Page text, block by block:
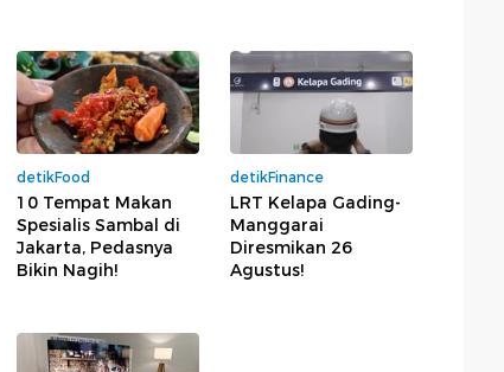
detikFood
10 Tempat Makan
Spesialis Sambal di
Jakarta, Pedasnya
Bikin Nagih!
detikFinance
LRT Kelapa Gading-
Manggarai
Diresmikan 26
Agustus!